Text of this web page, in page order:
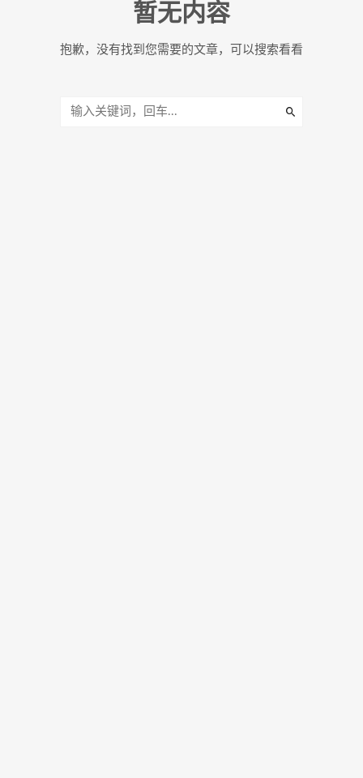
暂无内容
抱歉，没有找到您需要的文章，可以搜索看看